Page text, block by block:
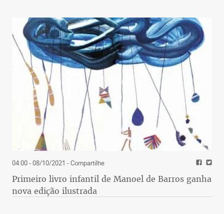
04:00 - 08/10/2021 - Compartilhe
Primeiro livro infantil de Manoel de Barros ganha
nova edição ilustrada